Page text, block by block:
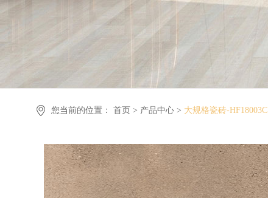
您当前的位置： 首页 > 产品中心 > 大规格瓷砖-HF18003C